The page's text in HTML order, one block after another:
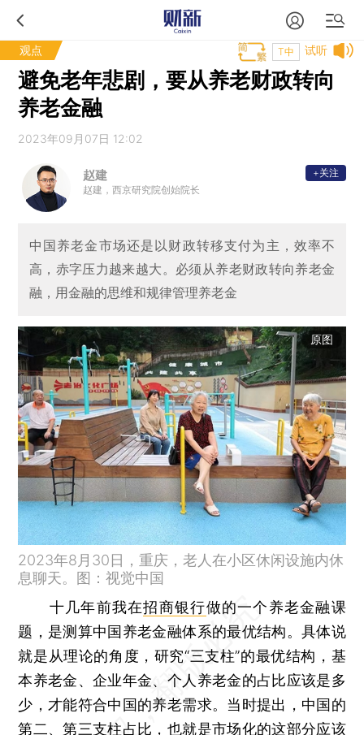
观点 试听
T中
避免老年悲剧，要从养老财政转向
养老金融
2023年09月07日 12:02
赵建
赵建，西京研究院创始院长
+关注
中国养老金市场还是以财政转移支付为主，效率不
高，赤字压力越来越大。必须从养老财政转向养老金
融，用金融的思维和规律管理养老金
原图
2023年8月30日，重庆，老人在小区休闲设施内休
息聊天。图：视觉中国
十几年前我在招商银行做的一个养老金融课
题，是测算中国养老金融体系的最优结构。具体说
就是从理论的角度，研究“三支柱”的最优结构，基
本养老金、企业年金、个人养老金的占比应该是多
少，才能符合中国的养老需求。当时提出，中国的
第二、第三支柱占比，也就是市场化的这部分应该